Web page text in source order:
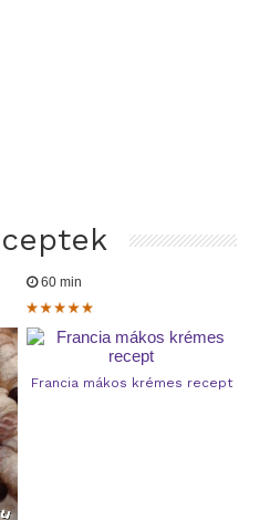
60 min
Francia mákos krémes recept